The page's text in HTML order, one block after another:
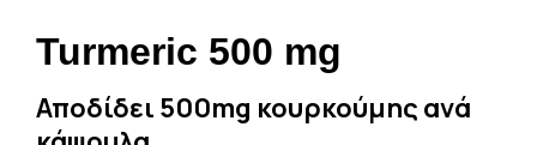
Turmeric 500 mg
Αποδίδει 500mg κουρκούμης ανά